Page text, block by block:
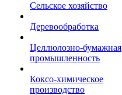
Сельское хозяйство
Деревообработка
Целлюлозно-бумажная
промышленность
Коксо-химическое
производство